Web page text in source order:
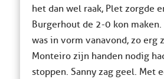
het dan wel raak, Plet zorgde
Burgerhout de 2-0 kon
was in vorm vanavond, zo erg
Monteiro zijn handen nodig
stoppen. Sanny zag geel. Met